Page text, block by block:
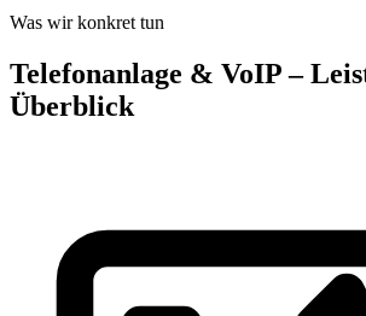
Was wir konkret tun
Telefonanlage & VoIP –
Überblick